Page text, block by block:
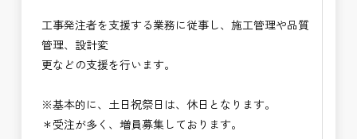
■勤務地について、ご希望のある方は別途ご相談く
ださい。
国土交通省、地方自治体
■発注者支援業務＜希望する業務をお選びくださ
い。＞
工事発注者を支援する業務に従事し、施工管理や品質
管理、設計変
更などの支援を行います。
※基本的に、土日祝祭日は、休日となります。
＊受注が多く、増員募集しております。